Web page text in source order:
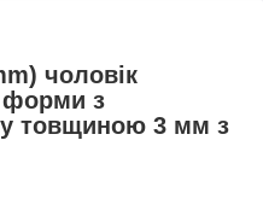
чоловік
форми з
товщиною 3 мм з